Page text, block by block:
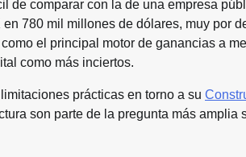
de comparar con la de una empresa
780 mil millones de dólares, muy por
el principal motor de ganancias a
como más inciertos.
prácticas en torno a su
son parte de la pregunta más